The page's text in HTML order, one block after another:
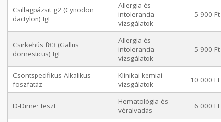
Csillagpázsit g2 (Cynodon
dactylon) IgE
Allergia és
intolerancia
vizsgálatok
5 900 Ft
Csirkehús f83 (Gallus
domesticus) IgE
Allergia és
intolerancia
vizsgálatok
5 900 Ft
Csontspecifikus Alkalikus
foszfatáz
Klinikai kémiai
vizsgálatok
10 000 Ft
D-Dimer teszt
Hematológia és
véralvadás
6 000 Ft